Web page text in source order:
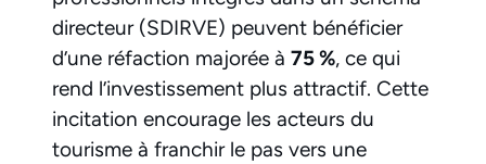
directeur (SDIRVE) peuvent bénéficier
d’une réfaction majorée à 75 %, ce qui
rend l’investissement plus attractif. Cette
incitation encourage les acteurs du
tourisme à franchir le pas vers une